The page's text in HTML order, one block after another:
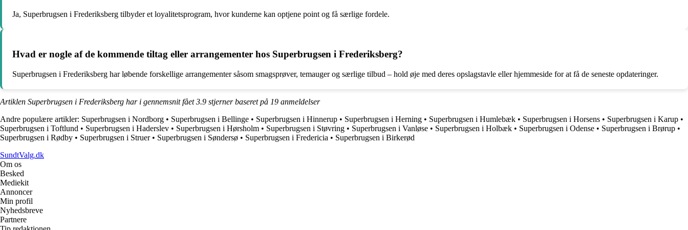
Ja, Superbrugsen i Frederiksberg tilbyder et loyalitetsprogram, hvor kunderne kan optjene point og få særlige fordele.
Hvad er nogle af de kommende tiltag eller arrangementer hos Superbrugsen i Frederiksberg?
Superbrugsen i Frederiksberg har løbende forskellige arrangementer såsom smagsprøver, temauger og særlige tilbud – hold øje med deres opslagstavle eller hjemmeside for at få de seneste opdateringer.
Artiklen Superbrugsen i Frederiksberg har i gennemsnit fået3.9 stjerner baseret på 19 anmeldelser
Andre populære artikler: Superbrugsen i Nordborg • Superbrugsen i Bellinge • Superbrugsen i Hinnerup • Superbrugsen i Herning • Superbrugsen i Humlebæk • Superbrugsen i Horsens • Superbrugsen i Karup •
Superbrugsen i Toftlund • Superbrugsen i Haderslev • Superbrugsen i Hørsholm • Superbrugsen i Støvring • Superbrugsen i Vanløse • Superbrugsen i Holbæk • Superbrugsen i Odense • Superbrugsen i Brørup •
Superbrugsen i Rødby • Superbrugsen i Struer• Superbrugsen i Søndersø • Superbrugsen i Fredericia • Superbrugsen i Birkerød
SundtValg.dk
Om os
Besked
Mediekit
Annoncer
Min profil
Nyhedsbreve
Partnere